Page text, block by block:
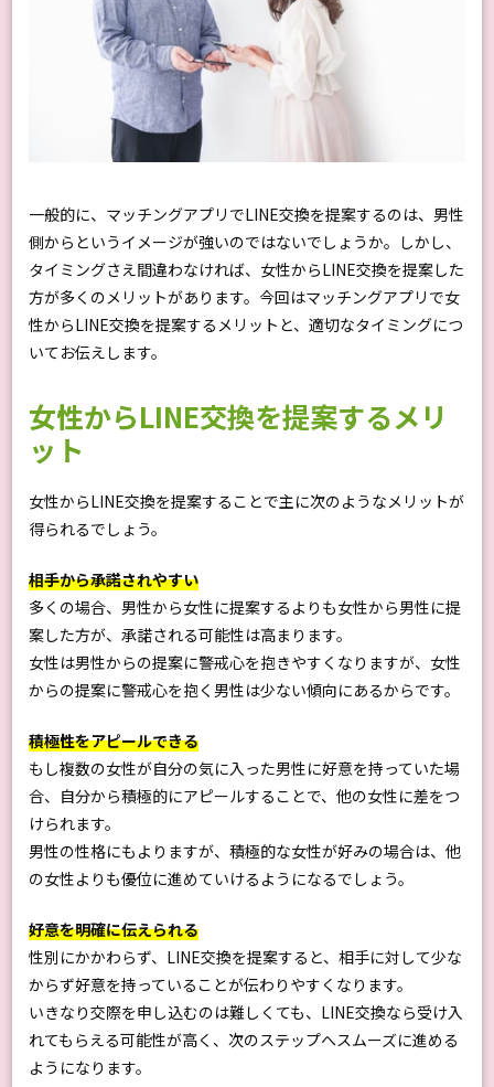
一般的に、マッチングアプリでLINE交換を提案するのは、男性
側からというイメージが強いのではないでしょうか。しかし、
タイミングさえ間違わなければ、女性からLINE交換を提案した
方が多くのメリットがあります。今回はマッチングアプリで女
性からLINE交換を提案するメリットと、適切なタイミングにつ
いてお伝えします。
女性からLINE交換を提案するメリ
ット
女性からLINE交換を提案することで主に次のようなメリットが
得られるでしょう。
相手から承諾されやすい
多くの場合、男性から女性に提案するよりも女性から男性に提
案した方が、承諾される可能性は高まります。
女性は男性からの提案に警戒心を抱きやすくなりますが、女性
からの提案に警戒心を抱く男性は少ない傾向にあるからです。
積極性をアピールできる
もし複数の女性が自分の気に入った男性に好意を持っていた場
合、自分から積極的にアピールすることで、他の女性に差をつ
けられます。
男性の性格にもよりますが、積極的な女性が好みの場合は、他
の女性よりも優位に進めていけるようになるでしょう。
好意を明確に伝えられる
性別にかかわらず、LINE交換を提案すると、相手に対して少な
からず好意を持っていることが伝わりやすくなります。
いきなり交際を申し込むのは難しくても、LINE交換なら受け入
れてもらえる可能性が高く、次のステップへスムーズに進める
ようになります。